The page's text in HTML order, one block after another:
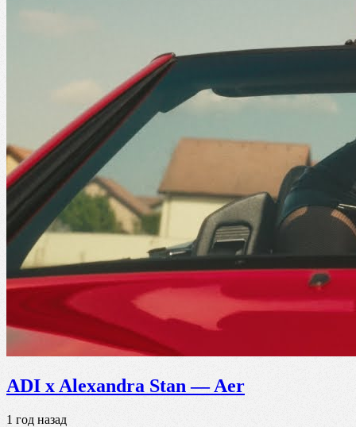
ADI x Alexandra Stan — Aer
1 год назад